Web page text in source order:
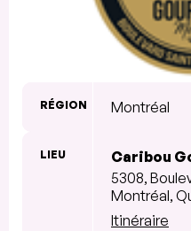
RÉGION Montréal
LIEU
Caribou
5308,
Montréal,
Itinéraire